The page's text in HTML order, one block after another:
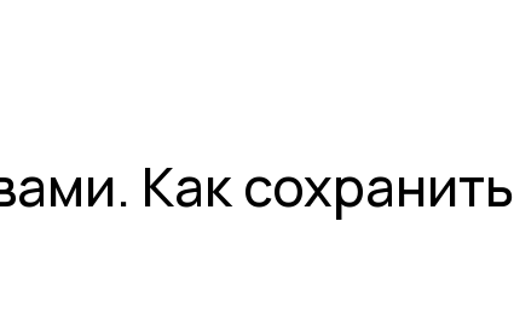
Как сохранить